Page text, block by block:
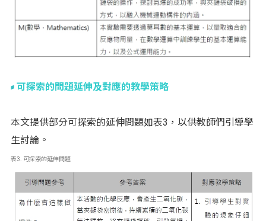
可探索的問題延伸及對應的教學策略
本文提供部分可探索的延伸問題如表3，以供教師們引導學
生討論。
表3. 可探索的延伸問題